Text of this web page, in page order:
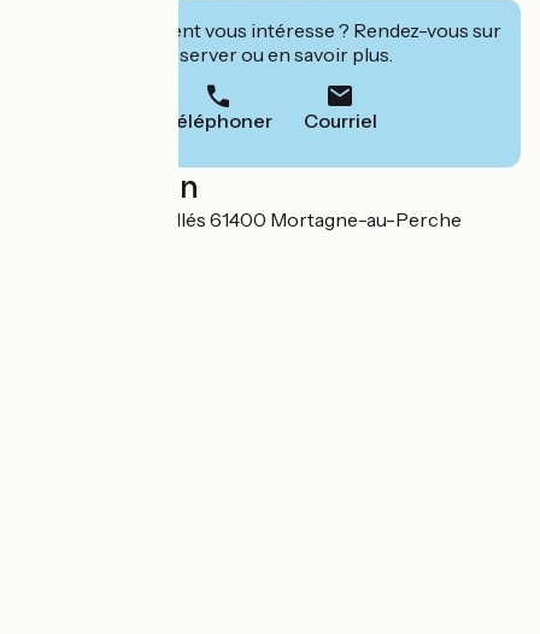
Cet établissement vous intéresse ? Rendez-vous sur
leur site pour réserver ou en savoir plus.
Téléphoner Courriel
Localisation
43 Rue des 15 Fusillés 61400 Mortagne-au-Perche